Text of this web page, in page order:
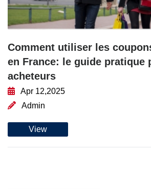
Comment utiliser les
en France: le guide pratique
acheteurs
Apr 12,2025
Admin
View